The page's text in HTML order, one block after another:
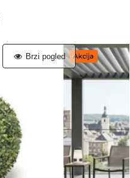
Brzi pogled Akcija